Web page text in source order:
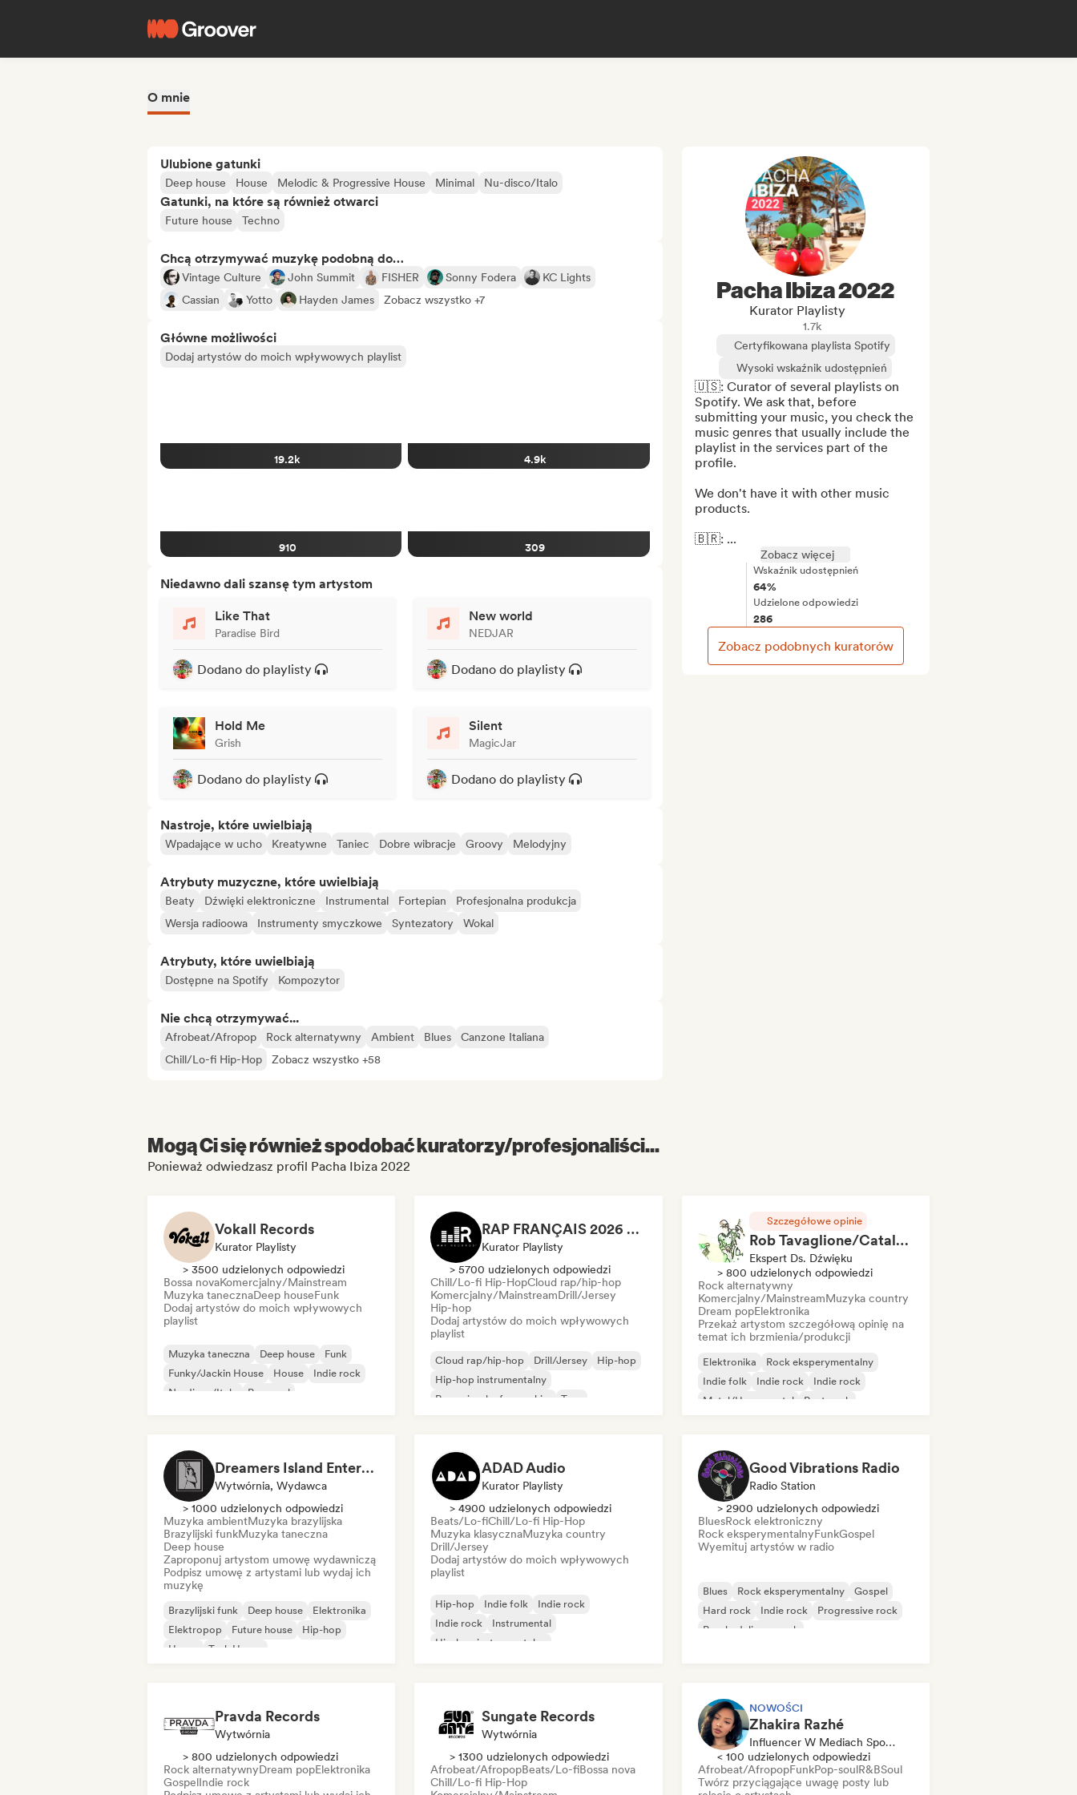
O mnie
Ulubione gatunki
Deep house House Melodic & Progressive House Minimal Nu-disco/Italo
Gatunki, na które są również otwarci
Future house Techno
Chcą otrzymywać muzykę podobną do…
Vintage Culture John Summit FISHER Sonny Fodera
KC Lights
Cassian
Yotto Hayden James Zobacz wszystko +7
Główne możliwości
Dodaj artystów do moich wpływowych playlist
19.2k 4.9k
910 309
Niedawno dali szansę tym artystom
Like That
Paradise Bird
Dodano do playlisty
New world
NEDJAR
Dodano do playlisty
Hold Me
Grish
Dodano do playlisty
Silent
MagicJar
Dodano do playlisty
Nastroje, które uwielbiają
Wpadające w ucho Kreatywne Taniec Dobre wibracje Groovy Melodyjny
Atrybuty muzyczne, które uwielbiają
Beaty Dźwięki elektroniczne Instrumental Fortepian
Profesjonalna produkcja
Wersja radioowa
Instrumenty smyczkowe Syntezatory Wokal
Atrybuty, które uwielbiają
Dostępne na Spotify Kompozytor
Nie chcą otrzymywać...
Afrobeat/Afropop Rock alternatywny Ambient Blues
Canzone Italiana
Chill/Lo-fi Hip-Hop
Zobacz wszystko +58
Pacha Ibiza 2022
Kurator Playlisty
1.7k
Certyfikowana playlista Spotify
Wysoki wskaźnik udostępnień
🇺🇸: Curator of several playlists on
Spotify. We ask that, before
submitting your music, you check the
music genres that usually include the
playlist in the services part of the
profile.
We don't have it with other music
products.
🇧🇷: ...
Zobacz więcej
Wskaźnik udostępnień
64%
Udzielone odpowiedzi
286
Zobacz podobnych kuratorów
Mogą Ci się również spodobać kuratorzy/profesjonaliści...
Ponieważ odwiedzasz profil Pacha Ibiza 2022
Vokall Records
Kurator Playlisty
> 3500 udzielonych odpowiedzi
Bossa novaKomercjalny/Mainstream
Muzyka tanecznaDeep houseFunk
Dodaj artystów do moich wpływowych
playlist
Muzyka taneczna Deep house
Funk
Funky/Jackin House
House
Indie rock
Nu-disco/Italo
Pop-soul
RAP FRANÇAIS 2026 🔥🇫🇷 (Way Records)
Kurator Playlisty
> 5700 udzielonych odpowiedzi
Chill/Lo-fi Hip-HopCloud rap/hip-hop
Komercjalny/MainstreamDrill/Jersey
Hip-hop
Dodaj artystów do moich wpływowych
playlist
Cloud rap/hip-hop Drill/Jersey
Hip-hop
Hip-hop instrumentalny
Rap w języku francuskim
Trap
Szczegółowe opinie
Rob Tavaglione/Catalyst Recording
Ekspert Ds. Dźwięku
> 800 udzielonych odpowiedzi
Rock alternatywny
Komercjalny/MainstreamMuzyka country
Dream popElektronika
Przekaż artystom szczegółową opinię na
temat ich brzmienia/produkcji
Elektronika
Rock eksperymentalny
Indie folk
Indie rock
Indie rock
Metal/Heavy metal
Post-rock
Dreamers Island Entertainment
Wytwórnia, Wydawca
> 1000 udzielonych odpowiedzi
Muzyka ambientMuzyka brazylijska
Brazylijski funkMuzyka taneczna
Deep house
Zaproponuj artystom umowę wydawniczą
Podpisz umowę z artystami lub wydaj ich
muzykę
Brazylijski funk Deep house
Elektronika
Elektropop
Future house
Hip-hop
House
Tech House
ADAD Audio
Kurator Playlisty
> 4900 udzielonych odpowiedzi
Beats/Lo-fiChill/Lo-fi Hip-Hop
Muzyka klasycznaMuzyka country
Drill/Jersey
Dodaj artystów do moich wpływowych
playlist
Hip-hop Indie folk
Indie rock
Indie rock
Instrumental
Hip-hop instrumentalny
Good Vibrations Radio
Radio Station
> 2900 udzielonych odpowiedzi
BluesRock elektroniczny
Rock eksperymentalnyFunkGospel
Wyemituj artystów w radio
Blues Rock eksperymentalny
Gospel
Hard rock
Indie rock
Progressive rock
Psychedeliczny rock
Pravda Records
Wytwórnia
> 800 udzielonych odpowiedzi
Rock alternatywnyDream popElektronika
GospelIndie rock
Sungate Records
Wytwórnia
> 1300 udzielonych odpowiedzi
Afrobeat/AfropopBeats/Lo-fiBossa nova
Chill/Lo-fi Hip-Hop
NOWOŚCI
Zhakira Razhé
Influencer W Mediach Społecznościowych
< 100 udzielonych odpowiedzi
Afrobeat/AfropopFunkPop-soulR&BSoul
Twórz przyciągające uwagę posty lub